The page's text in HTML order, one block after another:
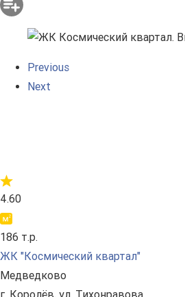
Previous
Next
4.60
186 т.р.
ЖК "Космический квартал"
Медведково